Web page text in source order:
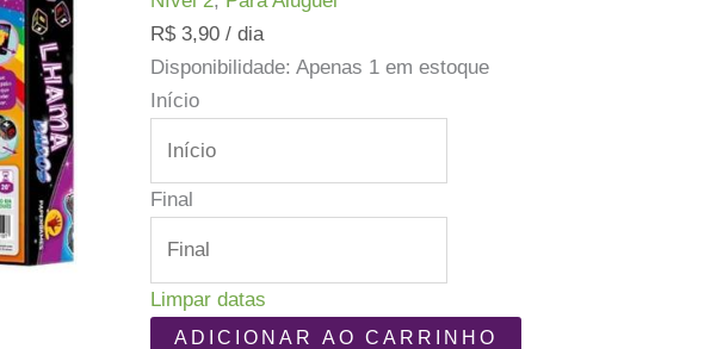
R$3,90 / dia
Disponibilidade: Apenas 1 em estoque
Início
Final
Limpar datas
Lhama
ADICIONAR AO CARRINHO